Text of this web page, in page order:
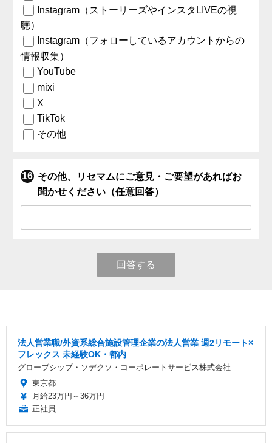
Instagram（ストーリーズやインスタLIVEの視
聴）
Instagram（フォローしているアカウントからの
情報収集）
YouTube
mixi
X
TikTok
その他
その他、リセマムにご意見・ご要望があればお
聞かせください（任意回答）
回答する
法人営業職/外資系総合施設管理企業の法人営業 週2リモート×
フレックス 未経験OK・都内
グローブシップ・ソデクソ・コーポレートサービス株式会社
東京都
月給23万円～36万円
正社員